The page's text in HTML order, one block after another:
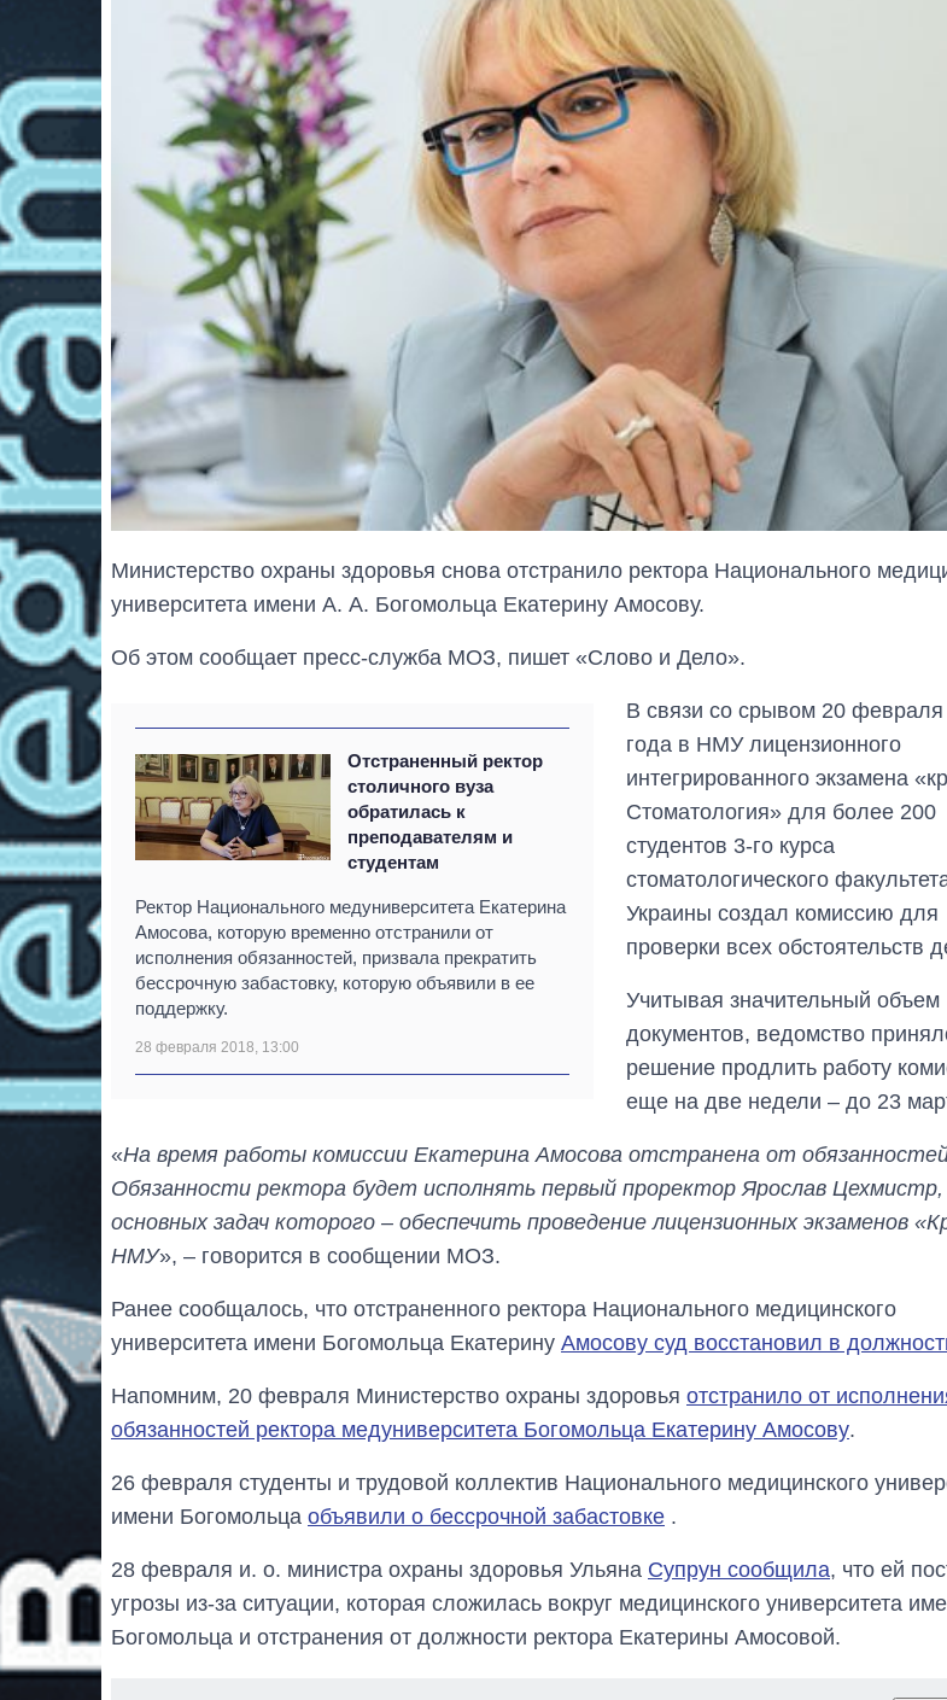
Министерство охраны здоровья снова отстранило ректора Национального
университета имени А. А. Богомольца Екатерину Амосову.
Об этом сообщает пресс-служба МОЗ, пишет «Слово и Дело».
Отстраненный ректор
столичного вуза
обратилась к
преподавателям и
студентам
Ректор Национального медуниверситета Екатерина
Амосова, которую временно отстранили от
исполнения обязанностей, призвала прекратить
бессрочную забастовку, которую объявили в ее
поддержку.
28 февраля 2018, 13:00
В связи со срывом 20
года в НМУ лицензионного
интегрированного экзамена
Стоматология» для более 200
студентов 3-го курса
стоматологического
Украины создал комиссию для
проверки всех обстоятельств
Учитывая значительный объем
документов, ведомство
решение продлить работу
еще на две недели – до 23
«На время работы комиссии Екатерина Амосова отстранена от
Обязанности ректора будет исполнять первый проректор Ярослав Цехмистр,
основных задач которого – обеспечить проведение лицензионных экзаменов
НМУ», – говорится в сообщении МОЗ.
Ранее сообщалось, что отстраненного ректора Национального медицинского
университета имени Богомольца Екатерину Амосову суд восстановил в
Напомним, 20 февраля Министерство охраны здоровья отстранило от
обязанностей ректора медуниверситета Богомольца Екатерину Амосову.
26 февраля студенты и трудовой коллектив Национального медицинского
имени Богомольца объявили о бессрочной забастовке .
28 февраля и. о. министра охраны здоровья Ульяна Супрун сообщила, что ей
угрозы из-за ситуации, которая сложилась вокруг медицинского университета
Богомольца и отстранения от должности ректора Екатерины Амосовой.
Как